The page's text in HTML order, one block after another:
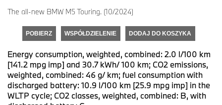
The all-new BMW M5 Touring. (10/2024)
POBIERZ WSPÓŁDZIELENIE DODAJ DO KOSZYKA
Energy consumption, weighted, combined: 2.0 l/100 km
[141.2 mpg imp] and 30.7 kWh/ 100 km; CO2 emissions,
weighted, combined: 46 g/ km; fuel consumption with
discharged battery: 10.9 l/100 km [25.9 mpg imp] in the
WLTP cycle; CO2 classes, weighted, combined: B, with